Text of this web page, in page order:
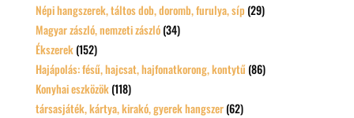
Népi hangszerek, táltos dob, doromb, furulya, síp (29)
Magyar zászló, nemzeti zászló (34)
Ékszerek (152)
Hajápolás: fésű, hajcsat, hajfonatkorong, kontytű (86)
Konyhai eszközök (118)
társasjáték, kártya, kirakó, gyerek hangszer (62)